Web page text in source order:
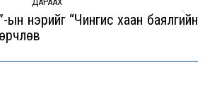
Next
нэрийг “Чингис хаан баялгийн